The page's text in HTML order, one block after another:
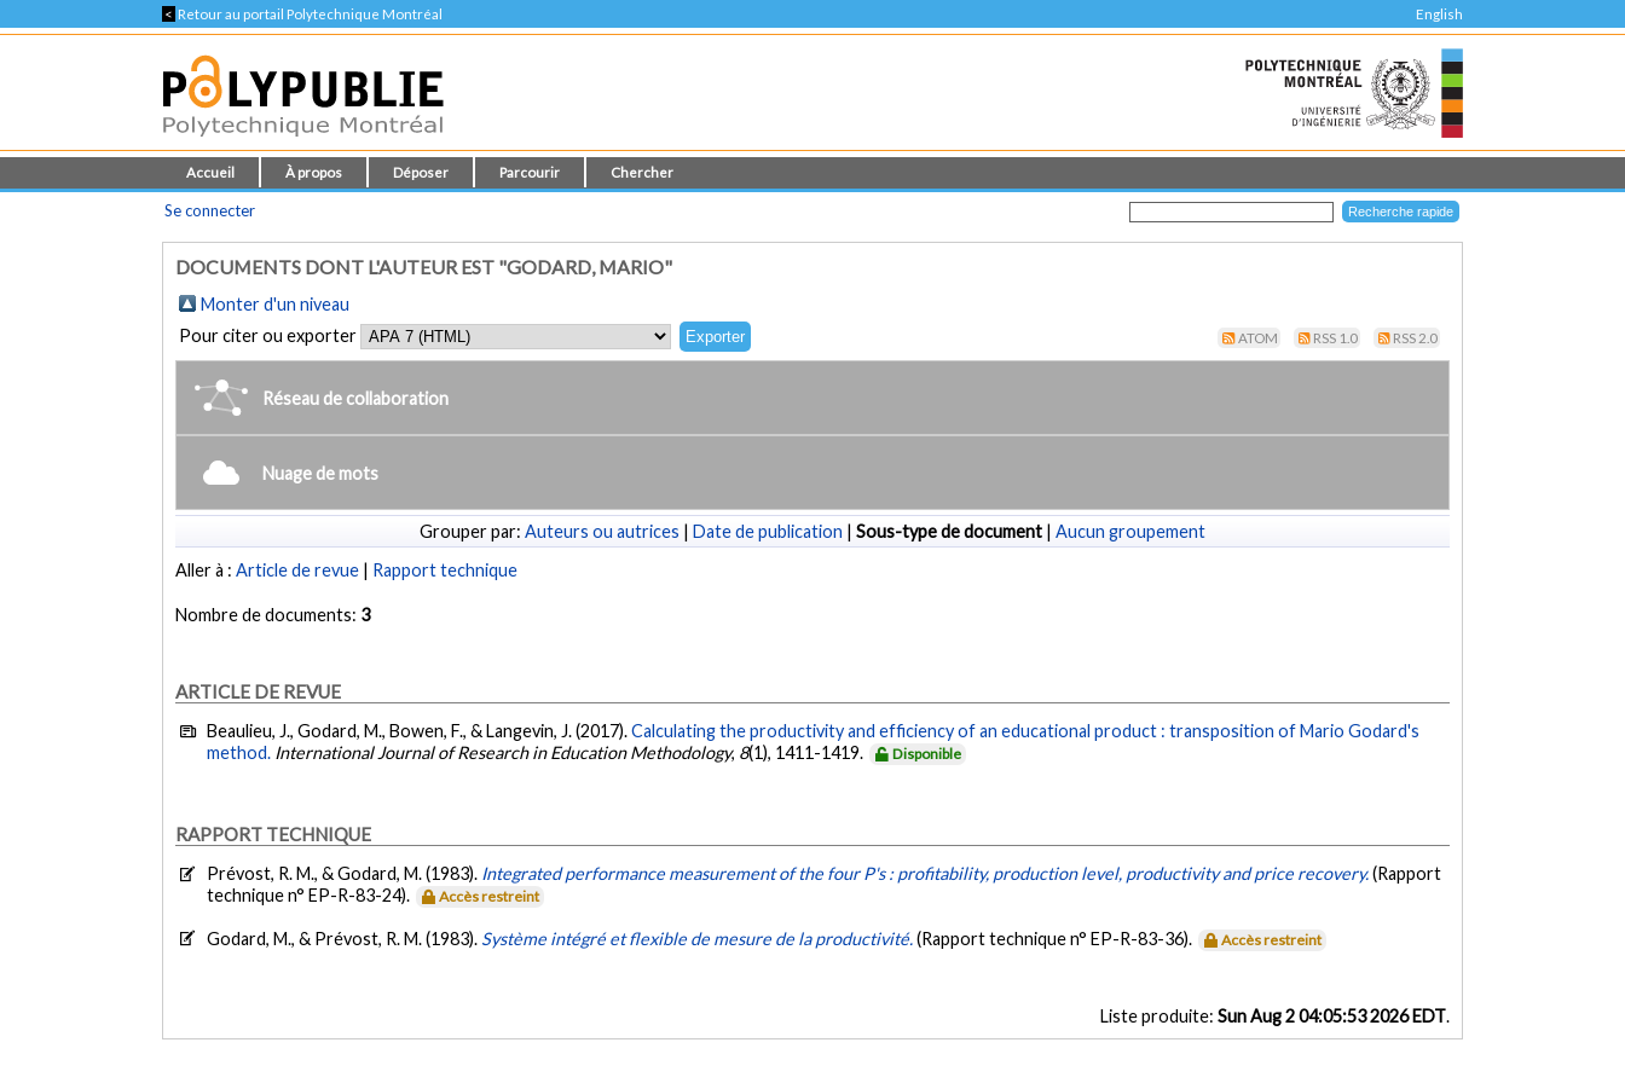
< Retour au portail Polytechnique Montréal English
Accueil À propos Déposer Parcourir Chercher
Se connecter
DOCUMENTS DONT L'AUTEUR EST "GODARD, MARIO"
Monter d'un niveau
Pour citer ou exporter
ATOM RSS 1.0 RSS 2.0
Réseau de collaboration
Nuage de mots
Grouper par: Auteurs ou autrices | Date de publication | Sous-type de document | Aucun groupement
Aller à :Article de revue | Rapport technique
Nombre de documents: 3
ARTICLE DE REVUE
Beaulieu, J., Godard, M., Bowen, F., & Langevin, J. (2017).Calculating the productivity and efficiency of an educational product : transposition of Mario Godard's
method. International Journal of Research in Education Methodology, 8(1), 1411-1419. Disponible
RAPPORT TECHNIQUE
Prévost, R. M., & Godard, M. (1983). Integrated performance measurement of the four P's : profitability, production level, productivity and price recovery.(Rapport
technique n° EP-R-83-24).
Accès restreint
Godard, M., & Prévost, R. M. (1983). Système intégré et flexible de mesure de la productivité.(Rapport technique n° EP-R-83-36). Accès restreint
Liste produite: Sun Aug 2 04:05:53 2026 EDT.